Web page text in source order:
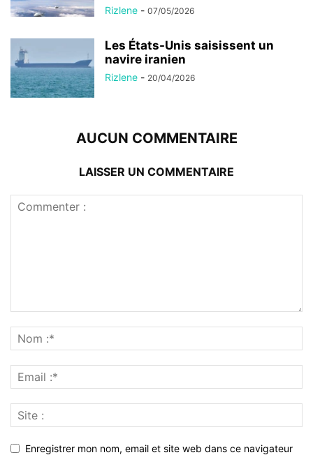
Rizlene - 07/05/2026
Les États-Unis saisissent un
navire iranien
Rizlene - 20/04/2026
AUCUN COMMENTAIRE
LAISSER UN COMMENTAIRE
Enregistrer mon nom, email et site web dans ce navigateur